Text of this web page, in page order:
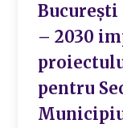
București
– 2030
pentru